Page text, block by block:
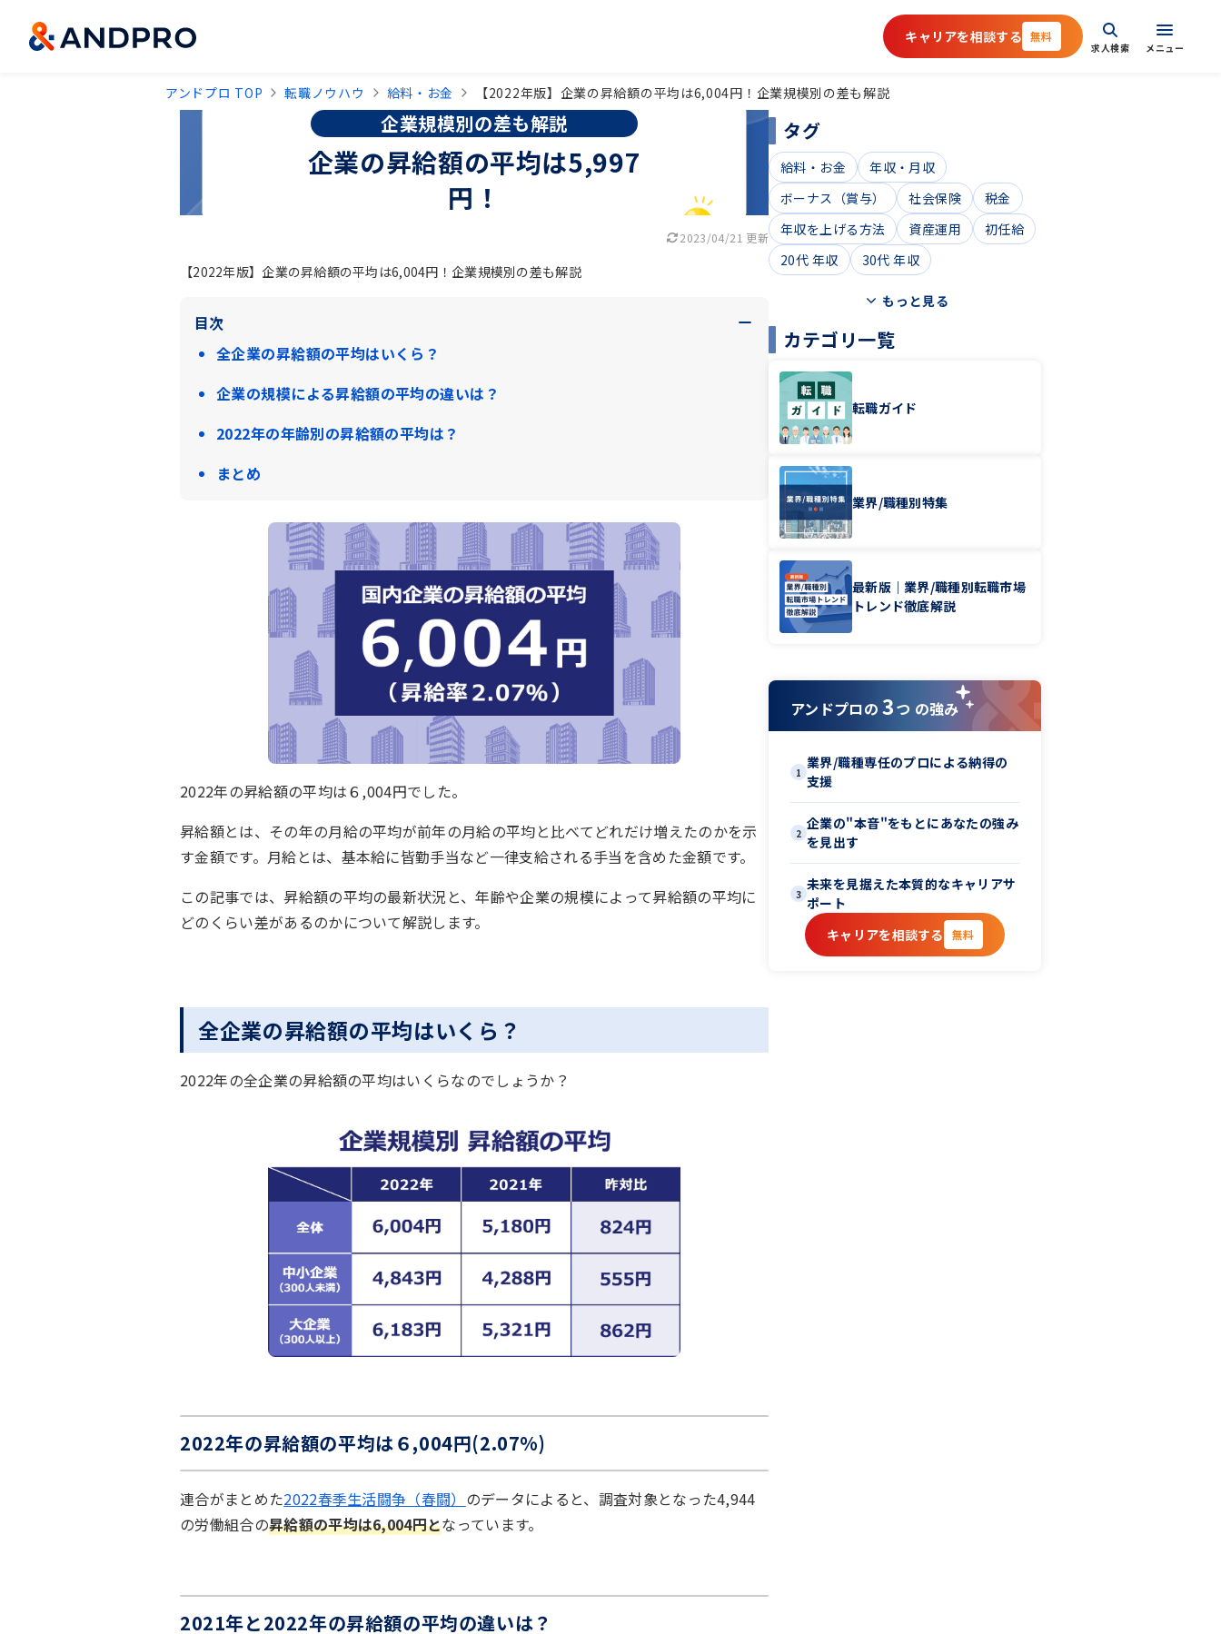
キャリアを相談する 無料
求人検索 メニュー
アンドプロ TOP 転職ノウハウ 給料・お金 【2022年版】企業の昇給額の平均は6,004円！企業規模別の差も解説
企業規模別の差も解説
企業の昇給額の平均は5,997
円！
2023/04/21 更新
【2022年版】企業の昇給額の平均は6,004円！企業規模別の差も解説
目次
全企業の昇給額の平均はいくら？
企業の規模による昇給額の平均の違いは？
2022年の年齢別の昇給額の平均は？
まとめ
2022年の昇給額の平均は６,004円でした。
昇給額とは、その年の月給の平均が前年の月給の平均と比べてどれだけ増えたのかを示
す金額です。月給とは、基本給に皆勤手当など一律支給される手当を含めた金額です。
この記事では、昇給額の平均の最新状況と、年齢や企業の規模によって昇給額の平均に
どのくらい差があるのかについて解説します。
全企業の昇給額の平均はいくら？
2022年の全企業の昇給額の平均はいくらなのでしょうか？
2022年の昇給額の平均は６,004円(2.07%)
連合がまとめた2022春季生活闘争（春闘） のデータによると、調査対象となった4,944
の労働組合の昇給額の平均は6,004円となっています。
2021年と2022年の昇給額の平均の違いは？
タグ
給料・お金
年収・月収
ボーナス（賞与）
社会保険
税金
年収を上げる方法
資産運用
初任給
20代 年収
30代 年収
もっと見る
カテゴリ一覧
転職ガイド
業界/職種別特集
最新版｜業界/職種別転職市場
トレンド徹底解説
アンドプロの3つ の強み
1
業界/職種専任のプロによる納得の
支援
2
企業の"本音"をもとにあなたの強み
を見出す
3
未来を見据えた本質的なキャリアサ
ポート
キャリアを相談する
無料